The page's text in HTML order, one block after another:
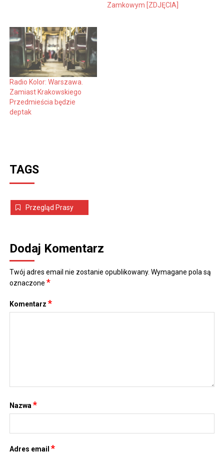
Zamkowym [ZDJĘCIA]
Radio Kolor: Warszawa.
Zamiast Krakowskiego
Przedmieścia będzie
deptak
TAGS
Przegląd Prasy
Dodaj Komentarz
Twój adres email nie zostanie opublikowany. Wymagane pola są
oznaczone*
Komentarz*
Nazwa*
Adres email*